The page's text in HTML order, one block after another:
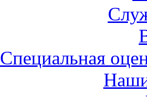
Специальная